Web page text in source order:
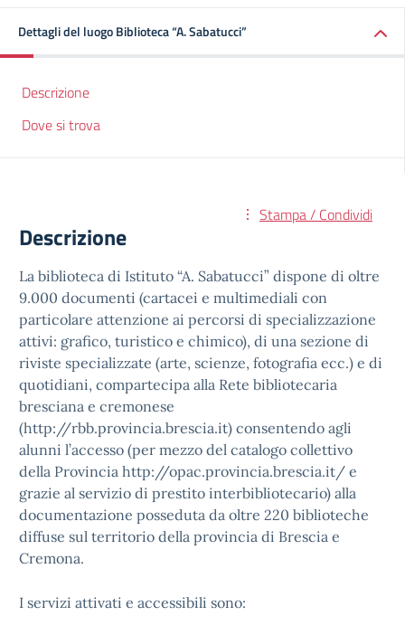
Dettagli del luogo Biblioteca “A. Sabatucci”
Descrizione
Dove si trova
Stampa / Condividi
Descrizione
La biblioteca di Istituto “A. Sabatucci” dispone di oltre
9.000 documenti (cartacei e multimediali con
particolare attenzione ai percorsi di specializzazione
attivi: grafico, turistico e chimico), di una sezione di
riviste specializzate (arte, scienze, fotografia ecc.) e di
quotidiani, compartecipa alla Rete bibliotecaria
bresciana e cremonese
(http://rbb.provincia.brescia.it) consentendo agli
alunni l’accesso (per mezzo del catalogo collettivo
della Provincia http://opac.provincia.brescia.it/ e
grazie al servizio di prestito interbibliotecario) alla
documentazione posseduta da oltre 220 biblioteche
diffuse sul territorio della provincia di Brescia e
Cremona.
I servizi attivati e accessibili sono: